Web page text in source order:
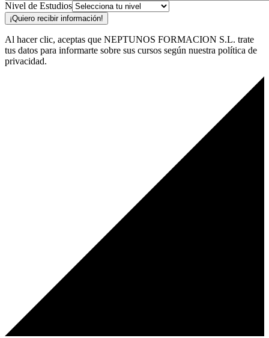
Nivel de Estudios
¡Quiero recibir información!
Al hacer clic, aceptas que NEPTUNOS FORMACION S.L. trate
tus datos para informarte sobre sus cursos según nuestra política de
privacidad.